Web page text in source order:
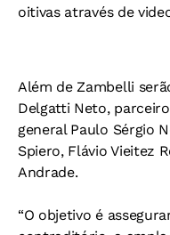
oitivas através de
Além de Zambelli
Delgatti Neto,
general Paulo Sérgio
Spiero, Flávio Vieitez
Andrade.
“O objetivo é